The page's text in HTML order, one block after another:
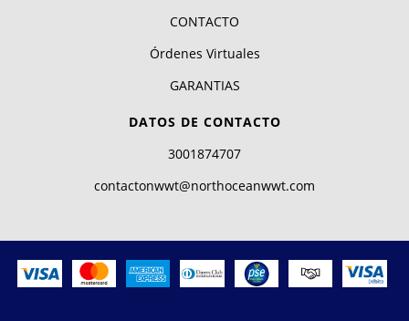
CONTACTO
Órdenes Virtuales
GARANTIAS
DATOS DE CONTACTO
3001874707
contactonwwt@northoceanwwt.com